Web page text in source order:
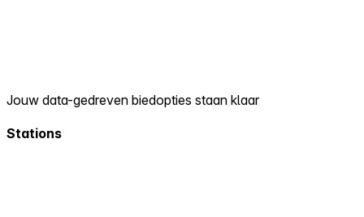
Jouw data-gedreven biedopties staan klaar
Stations